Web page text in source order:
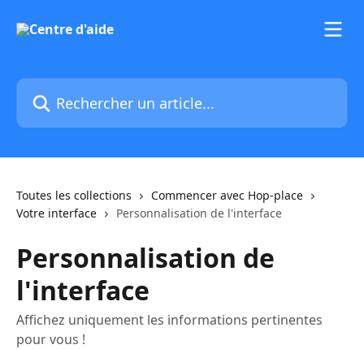
Rechercher un article...
Toutes les collections
Commencer avec Hop-place
Votre interface
Personnalisation de l'interface
Personnalisation de
l'interface
Affichez uniquement les informations pertinentes
pour vous !